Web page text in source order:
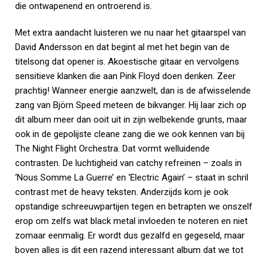
die ontwapenend en ontroerend is.
Met extra aandacht luisteren we nu naar het gitaarspel van
David Andersson en dat begint al met het begin van de
titelsong dat opener is. Akoestische gitaar en vervolgens
sensitieve klanken die aan Pink Floyd doen denken. Zeer
prachtig! Wanneer energie aanzwelt, dan is de afwisselende
zang van Björn Speed meteen de bikvanger. Hij laar zich op
dit album meer dan ooit uit in zijn welbekende grunts, maar
ook in de gepolijste cleane zang die we ook kennen van bij
The Night Flight Orchestra. Dat vormt welluidende
contrasten. De luchtigheid van catchy refreinen – zoals in
‘Nous Somme La Guerre’ en ‘Electric Again’ – staat in schril
contrast met de heavy teksten. Anderzijds kom je ook
opstandige schreeuwpartijen tegen en betrapten we onszelf
erop om zelfs wat black metal invloeden te noteren en niet
zomaar eenmalig. Er wordt dus gezalfd en gegeseld, maar
boven alles is dit een razend interessant album dat we tot